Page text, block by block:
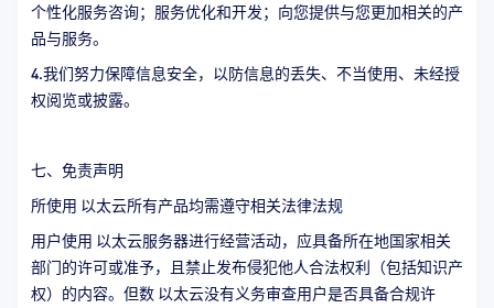
个性化服务咨询；服务优化和开发；向您提供与您更加相关的产
品与服务。
4.我们努力保障信息安全，以防信息的丢失、不当使用、未经授
权阅览或披露。
七、免责声明
所使用 以太云所有产品均需遵守相关法律法规
用户使用 以太云服务器进行经营活动，应具备所在地国家相关
部门的许可或准予，且禁止发布侵犯他人合法权利（包括知识产
权）的内容。但数 以太云没有义务审查用户是否具备合规许